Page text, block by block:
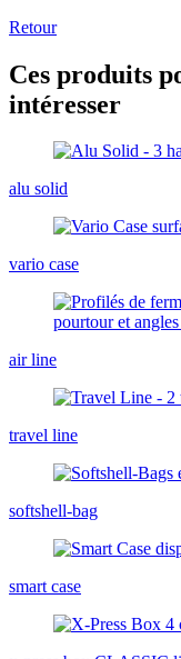
Retour
Ces produits
intéresser
alu solid
vario case
air line
travel line
softshell-bag
smart case